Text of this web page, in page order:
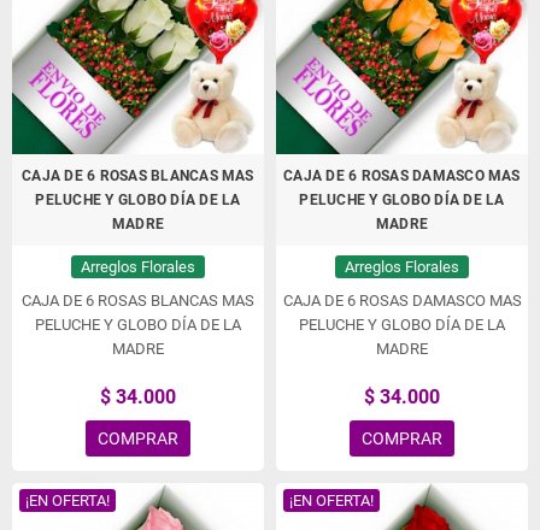
CAJA DE 6 ROSAS BLANCAS MAS
PELUCHE Y GLOBO DÍA DE LA
MADRE
Arreglos Florales
CAJA DE 6 ROSAS BLANCAS MAS
PELUCHE Y GLOBO DÍA DE LA
MADRE
$ 34.000
COMPRAR
CAJA DE 6 ROSAS DAMASCO MAS
PELUCHE Y GLOBO DÍA DE LA
MADRE
Arreglos Florales
CAJA DE 6 ROSAS DAMASCO MAS
PELUCHE Y GLOBO DÍA DE LA
MADRE
$ 34.000
COMPRAR
¡EN OFERTA! ¡EN OFERTA!